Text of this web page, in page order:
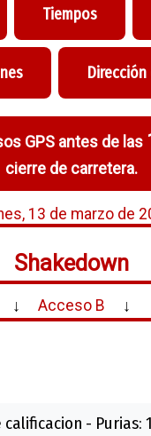
Tiempos
GPS antes de las
cierre de carretera.
13 de marzo de
Shakedown
↓ Acceso B ↓
calificacion - Purias: